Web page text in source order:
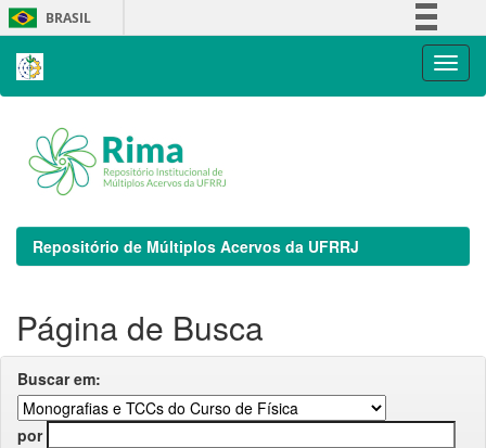
Skip
navigation
BRASIL
Repositório de Múltiplos Acervos da UFRRJ
Página de Busca
Buscar em:
por